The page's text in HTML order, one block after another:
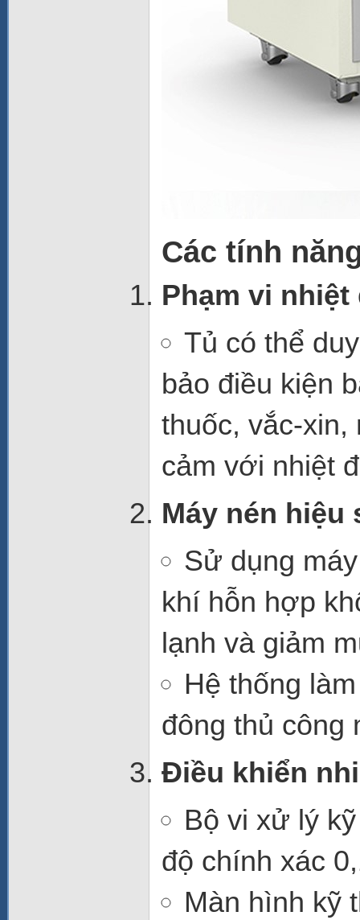
Các tính
Phạm vi
Tủ có thể
bảo điều kiện
thuốc, vắc-xin,
cảm với nhiệt
Máy nén hiệu
Sử dụng
khí hỗn hợp
lạnh và giảm
Hệ thống
đông thủ công
Điều khiển
Bộ vi xử lý
độ chính xác
Màn hình kỹ